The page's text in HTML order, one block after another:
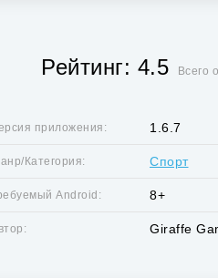
Рейтинг: 4.5 Всего
приложения: 1.6.7
Категория: Спорт
Android: 8+
Giraffe